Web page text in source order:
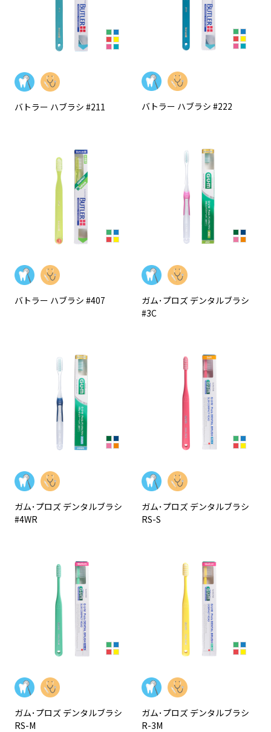
バトラー ハブラシ #211 バトラー ハブラシ #222
バトラー ハブラシ #407
ガム･プロズ デンタルブラシ
#3C
ガム･プロズ デンタルブラシ
#4WR
ガム･プロズ デンタルブラシ
RS-S
ガム･プロズ デンタルブラシ
RS-M
ガム･プロズ デンタルブラシ
R-3M